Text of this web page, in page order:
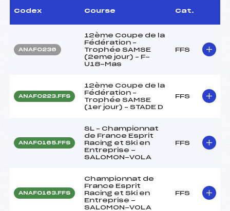
Codex Course Cat.
ANAF0236
12ème Coupe de la
Fédération –
Trophée SAMSE
(2eme jour) – F-
U18-Mas
FFS
ANAF0223.FFS
12ème Coupe de la
Fédération –
Trophée SAMSE
(1er jour) – STADE D
FFS
ANAF0165.FFS
SL – Championnat
de France Esprit
Racing et Ski en
Entreprise -
SALOMON-VOLA
FFS
ANAF0163.FFS
Championnat de
France Esprit
Racing et Ski en
Entreprise -
SALOMON-VOLA
FFS